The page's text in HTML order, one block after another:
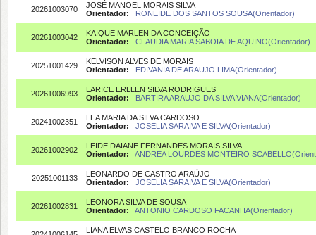
20261003070
JOSÉ MANOEL MORAIS SILVA
Orientador:
RONEIDE DOS SANTOS SOUSA(Orientador)
20261003042
KAIQUE MARLEN DA CONCEIÇÃO
Orientador:
CLAUDIA MARIA SABOIA DE AQUINO(Orientador)
20251001429
KELVISON ALVES DE MORAIS
Orientador:
EDIVANIA DE ARAUJO LIMA(Orientador)
20261006993
LARICE ERLLEN SILVA RODRIGUES
Orientador:
BARTIRA ARAUJO DA SILVA VIANA(Orientador)
20241002351
LEA MARIA DA SILVA CARDOSO
Orientador:
JOSELIA SARAIVA E SILVA(Orientador)
20261002902
LEIDE DAIANE FERNANDES MORAIS SILVA
Orientador:
ANDREA LOURDES MONTEIRO
20251001133
LEONARDO DE CASTRO ARAÚJO
Orientador:
JOSELIA SARAIVA E SILVA(Orientador)
20261002831
LEONORA SILVA DE SOUSA
Orientador:
ANTONIO CARDOSO FACANHA(Orientador)
LIANA ELVAS CASTELO BRANCO ROCHA